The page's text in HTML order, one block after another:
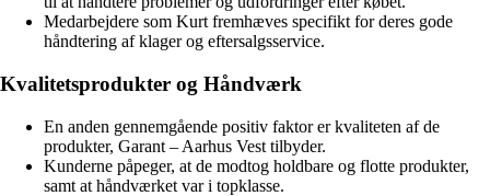
Medarbejdere som Kurt fremhæves specifikt for deres gode
håndtering af klager og eftersalgsservice.
Kvalitetsprodukter og Håndværk
En anden gennemgående positiv faktor er kvaliteten af de
produkter, Garant – Aarhus Vest tilbyder.
Kunderne påpeger, at de modtog holdbare og flotte produkter,
samt at håndværket var i topklasse.